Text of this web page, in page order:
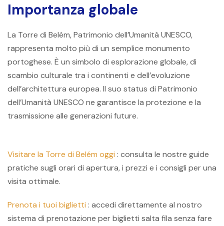
Importanza globale
La Torre di Belém, Patrimonio dell’Umanità UNESCO,
rappresenta molto più di un semplice monumento
portoghese. È un simbolo di esplorazione globale, di
scambio culturale tra i continenti e dell’evoluzione
dell’architettura europea. Il suo status di Patrimonio
dell’Umanità UNESCO ne garantisce la protezione e la
trasmissione alle generazioni future.
Visitare la Torre di Belém oggi : consulta le nostre guide
pratiche sugli orari di apertura, i prezzi e i consigli per una
visita ottimale.
Prenota i tuoi biglietti : accedi direttamente al nostro
sistema di prenotazione per biglietti salta fila senza fare